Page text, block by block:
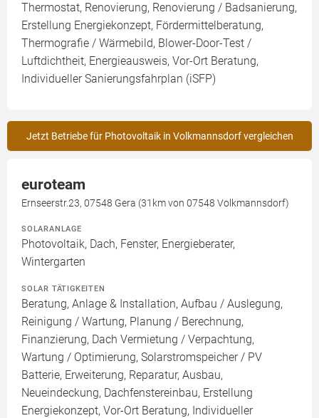
Thermostat, Renovierung, Renovierung / Badsanierung,
Erstellung Energiekonzept, Fördermittelberatung,
Thermografie / Wärmebild, Blower-Door-Test /
Luftdichtheit, Energieausweis, Vor-Ort Beratung,
Individueller Sanierungsfahrplan (iSFP)
Jetzt Betriebe für Photovoltaik in Volkmannsdorf vergleichen
euroteam
Ernseerstr.23, 07548 Gera (31km von 07548 Volkmannsdorf)
SOLARANLAGE
Photovoltaik, Dach, Fenster, Energieberater,
Wintergarten
SOLAR TÄTIGKEITEN
Beratung, Anlage & Installation, Aufbau / Auslegung,
Reinigung / Wartung, Planung / Berechnung,
Finanzierung, Dach Vermietung / Verpachtung,
Wartung / Optimierung, Solarstromspeicher / PV
Batterie, Erweiterung, Reparatur, Ausbau,
Neueindeckung, Dachfenstereinbau, Erstellung
Energiekonzept, Vor-Ort Beratung, Individueller